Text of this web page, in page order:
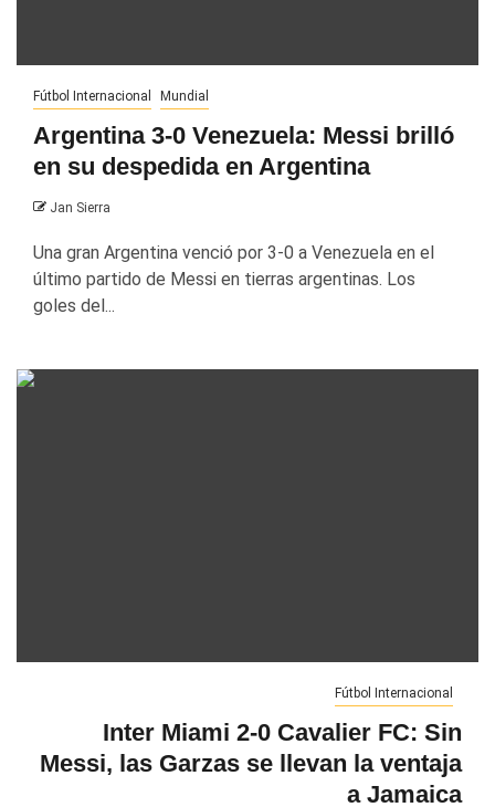
Fútbol Internacional Mundial
Argentina 3-0 Venezuela: Messi brilló
en su despedida en Argentina
Jan Sierra
Una gran Argentina venció por 3-0 a Venezuela en el
último partido de Messi en tierras argentinas. Los
goles del...
Fútbol Internacional
Inter Miami 2-0 Cavalier FC: Sin
Messi, las Garzas se llevan la ventaja
a Jamaica